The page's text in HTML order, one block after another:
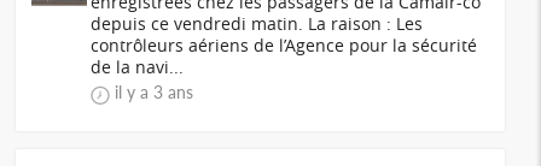
depuis ce vendredi matin. La raison : Les
contrôleurs aériens de l’Agence pour la sécurité
de la navi...
il y a 3 ans